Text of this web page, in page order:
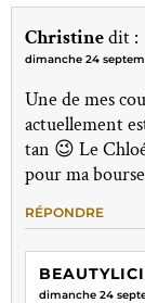
Christinedit :
dimanche 24
Une de mes
actuellement
tan 😉 Le
pour ma
RÉPONDRE
dimanche 24